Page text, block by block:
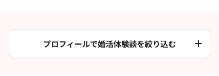
プロフィールで婚活体験談を絞り込む